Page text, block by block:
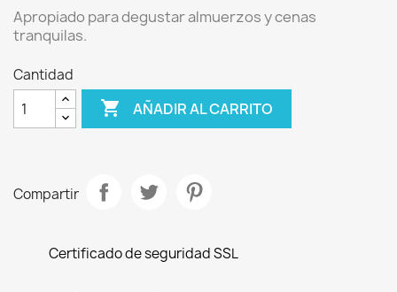
Apropiado para degustar almuerzos y cenas
tranquilas.
Cantidad
 AÑADIR AL CARRITO
Compartir
Certificado de seguridad SSL